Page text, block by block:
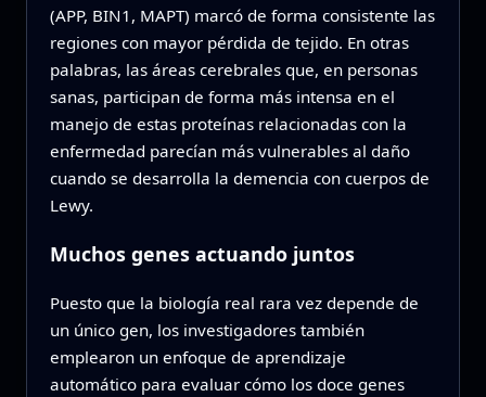
(APP, BIN1, MAPT) marcó de forma consistente las
regiones con mayor pérdida de tejido. En otras
palabras, las áreas cerebrales que, en personas
sanas, participan de forma más intensa en el
manejo de estas proteínas relacionadas con la
enfermedad parecían más vulnerables al daño
cuando se desarrolla la demencia con cuerpos de
Lewy.
Muchos genes actuando juntos
Puesto que la biología real rara vez depende de
un único gen, los investigadores también
emplearon un enfoque de aprendizaje
automático para evaluar cómo los doce genes